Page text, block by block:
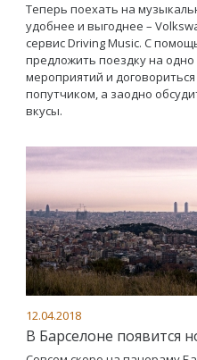
Теперь поехать на
удобнее и выгоднее –
сервис Driving Music. С
предложить поездку на
мероприятий и
попутчиком, а заодно
вкусы.
12.04.2018
В Барселоне появится